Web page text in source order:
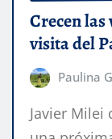
Crecen las
visita del
Paulina
Javier